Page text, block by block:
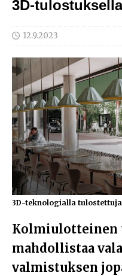
3D-tulostuksella
12.9.2023
3D-teknologialla
Kolmiulotteinen
mahdollistaa
valmistuksen